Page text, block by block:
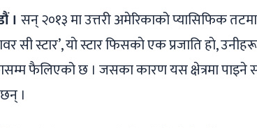
। सन् २०१३ मा उत्तरी अमेरिकाको प्यासिफिक
सी स्टार’, याे स्टार फिसकाे एक प्रजाति हाे,
फैलिएको छ । जसका कारण यस क्षेत्रमा पाइने
।